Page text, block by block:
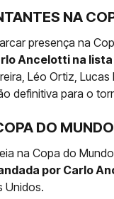
NA
presença na
Ancelotti na
Léo Ortiz,
definitiva para o
DO
na Copa do
por Carlo
Unidos.